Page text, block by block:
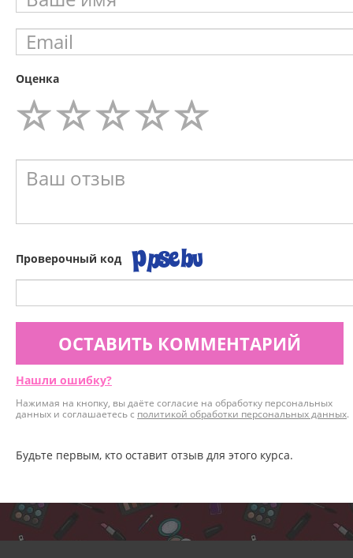
Оценка
Проверочный код
ОСТАВИТЬ КОММЕНТАРИЙ
Нашли ошибку?
Нажимая на кнопку, вы даёте согласие на обработку персональных
данных и соглашаетесь с политикой обработки персональных данных.
Будьте первым, кто оставит отзыв для этого курса.